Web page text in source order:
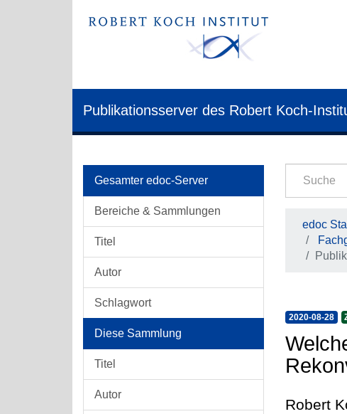
Publikationsserver des Robert Koch-
Gesamter edoc-Server
Bereiche & Sammlungen
Titel
Autor
Schlagwort
Diese Sammlung
Titel
Autor
edoc
2020-08-28
Robert